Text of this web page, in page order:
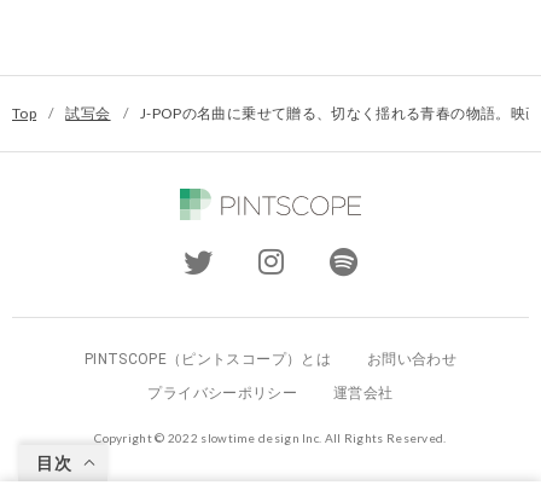
目次
Top / 試写会 / J-POPの名曲に乗せて贈る、切なく揺れる青春の物語。映
PINTSCOPE（ピントスコープ）とは
お問い合わせ
プライバシーポリシー
運営会社
Copyright © 2022 slowtime design Inc. All Rights Reserved.